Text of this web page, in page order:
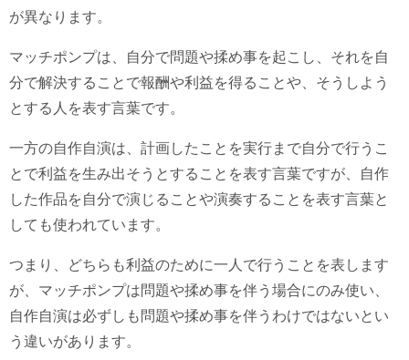
が異なります。
マッチポンプは、自分で問題や揉め事を起こし、それを自
分で解決することで報酬や利益を得ることや、そうしよう
とする人を表す言葉です。
一方の自作自演は、計画したことを実行まで自分で行うこ
とで利益を生み出そうとすることを表す言葉ですが、自作
した作品を自分で演じることや演奏することを表す言葉と
しても使われています。
つまり、どちらも利益のために一人で行うことを表します
が、マッチポンプは問題や揉め事を伴う場合にのみ使い、
自作自演は必ずしも問題や揉め事を伴うわけではないとい
う違いがあります。